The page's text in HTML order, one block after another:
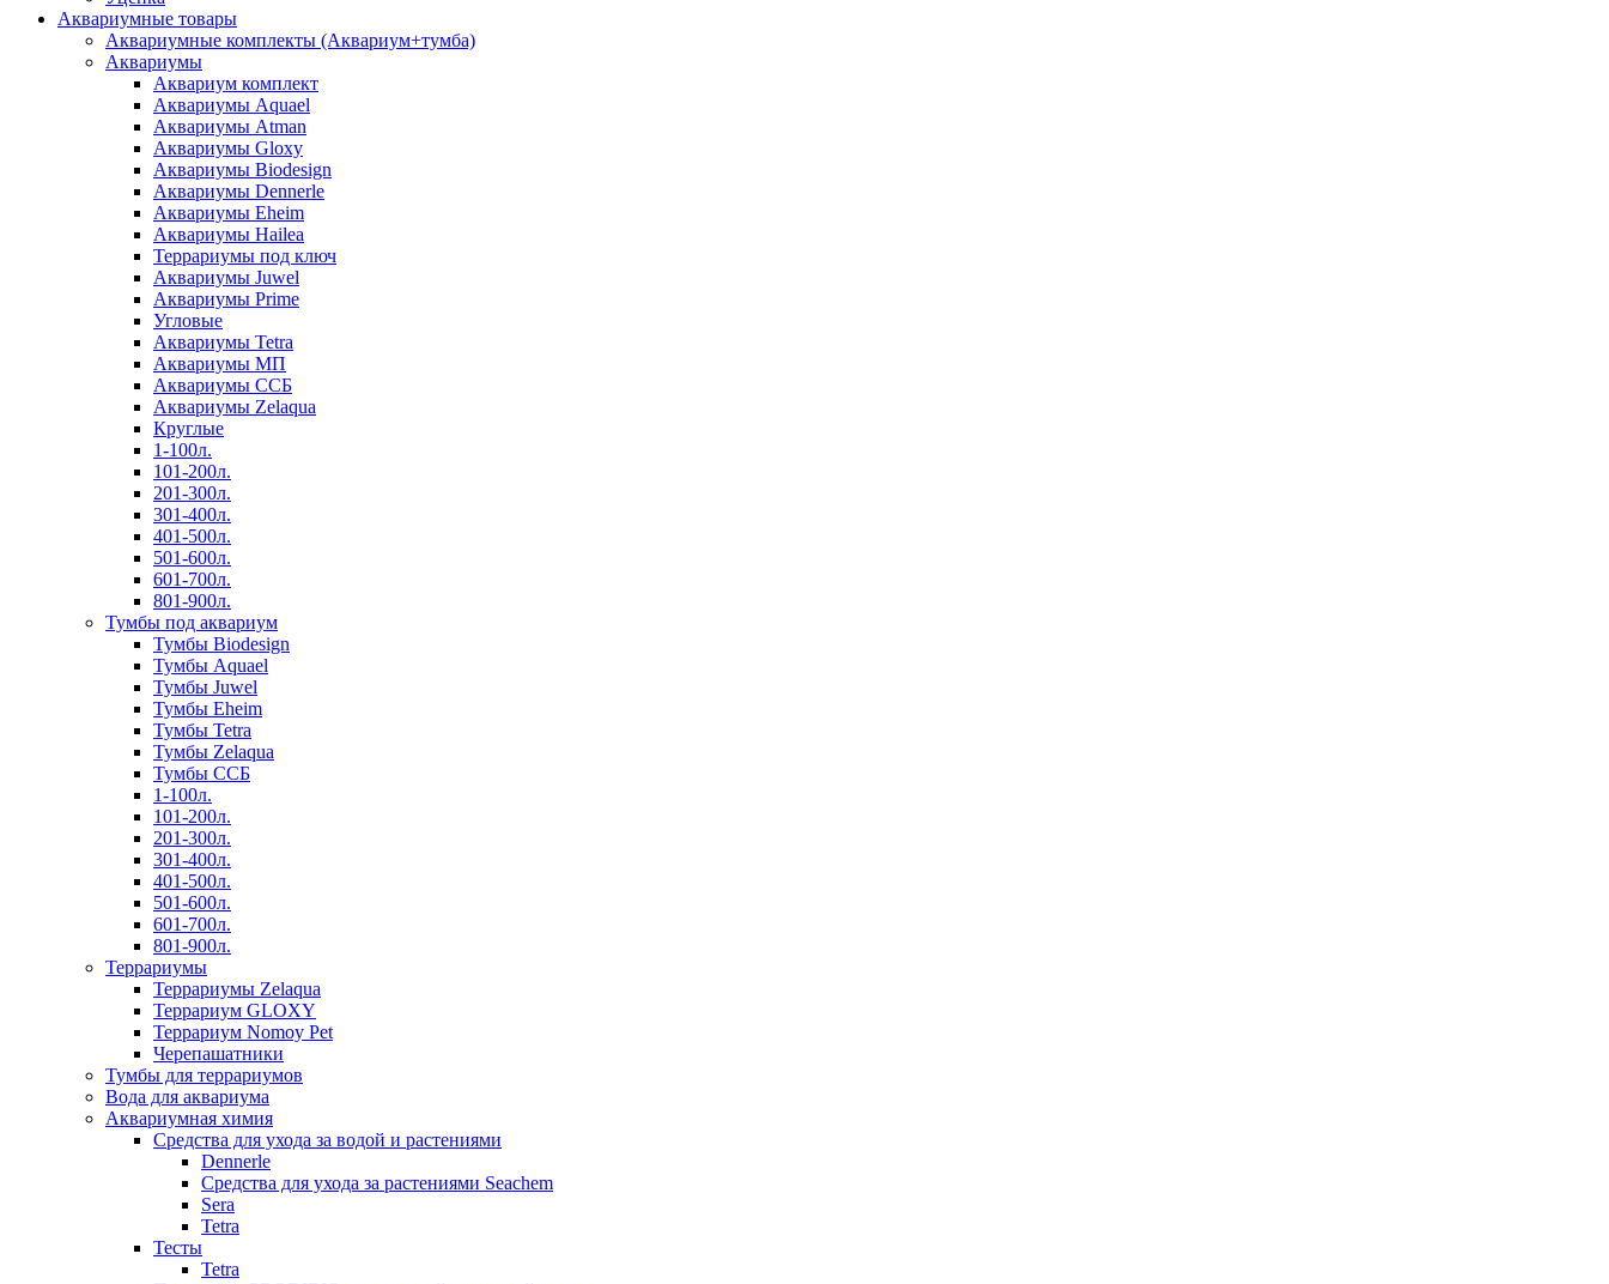
Аквариумные товары
Аквариумные комплекты (Аквариум+тумба)
Аквариумы
Аквариум комплект
Аквариумы Aquael
Аквариумы Atman
Аквариумы Gloxy
Аквариумы Biodesign
Аквариумы Dennerle
Аквариумы Eheim
Аквариумы Hailea
Террариумы под ключ
Аквариумы Juwel
Аквариумы Prime
Угловые
Аквариумы Tetra
Аквариумы МП
Аквариумы ССБ
Аквариумы Zelaqua
Круглые
1-100л.
101-200л.
201-300л.
301-400л.
401-500л.
501-600л.
601-700л.
801-900л.
Тумбы под аквариум
Тумбы Biodesign
Тумбы Aquael
Тумбы Juwel
Тумбы Eheim
Тумбы Tetra
Тумбы Zelaqua
Тумбы ССБ
1-100л.
101-200л.
201-300л.
301-400л.
401-500л.
501-600л.
601-700л.
801-900л.
Террариумы
Террариумы Zelaqua
Террариум GLOXY
Террариум Nomoy Pet
Черепашатники
Тумбы для террариумов
Вода для аквариума
Аквариумная химия
Средства для ухода за водой и растениями
Dennerle
Средства для ухода за растениями Seachem
Sera
Tetra
Тесты
Tetra